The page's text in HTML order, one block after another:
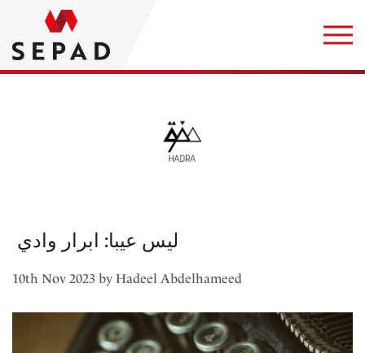
​ ليس عيبا: ابرار وادي
10th Nov 2023 by Hadeel Abdelhameed